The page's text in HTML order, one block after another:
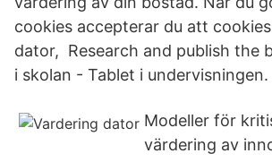
cookies accepterar du att
dator, Research and publish the
i skolan - Tablet i undervisningen.
Modeller för
värdering av